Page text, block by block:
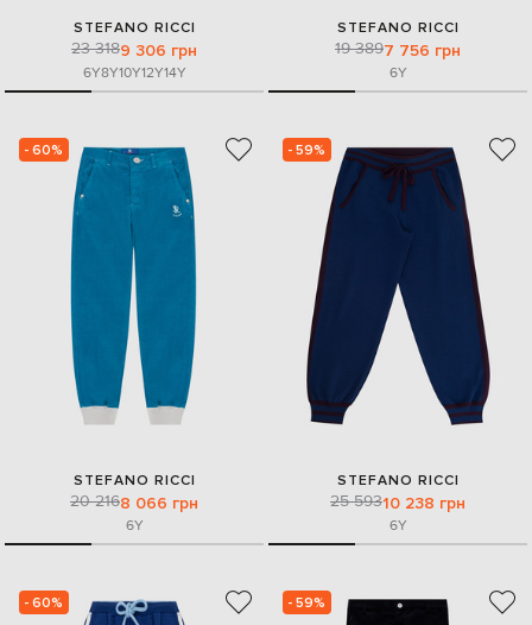
STEFANO RICCI
23 3189 306 грн
6Y8Y10Y12Y14Y
STEFANO RICCI
19 3897 756 грн
6Y
- 60%
STEFANO RICCI
20 2168 066 грн
6Y
- 59%
STEFANO RICCI
25 59310 238 грн
6Y
- 60% - 59%